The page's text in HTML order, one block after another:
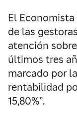
El
de las
atención
últimos tres
marcado por
rentabilidad
15,80%”.